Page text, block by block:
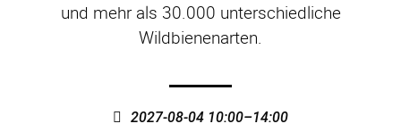
und mehr als 30.000 unterschiedliche
Wildbienenarten.
2027-08-04 10:00–14:00